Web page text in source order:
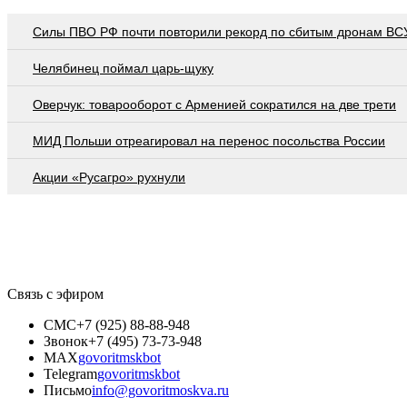
Cилы ПВО РФ почти повторили рекорд по сбитым дронам ВСУ
Челябинец поймал царь-щуку
Оверчук: товарооборот с Арменией сократился на две трети
МИД Польши отреагировал на перенос посольства России
Акции «Русагро» рухнули
Связь с эфиром
СМС+7 (925) 88-88-948
Звонок+7 (495) 73-73-948
MAXgovoritmskbot
Telegramgovoritmskbot
Письмоinfo@govoritmoskva.ru